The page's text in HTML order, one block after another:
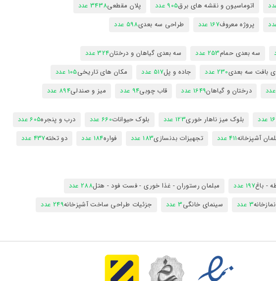
اتوماسیون و نقشه های برق905 عدد پلان مقطعی3438 عدد
پروژه معروف167 عدد طراحی سه بعدی598 عدد
سه بعدی حمام253 عدد سه بعدی گیاهان و درختان324 عدد
بافت سه بعدی230 عدد جاده و پل517 عدد مکان های تاریخی105 عدد
درختان و گیاهان1649 عدد قاب چوبی94 عدد میز و صندلی894 عدد
بلوک میز ناهار خوری123 عدد بلوک حیوانات660 عدد درب و پنجره605 عدد
آشپزخانه411 عدد تجهیزات بدنسازی183 عدد فواره184 عدد دو تخته437 عدد
- باغ197 عدد مبلمان رستوران - غذا خوری - فست فود - هتل288 عدد
نمازخانه3 عدد سینمای خانگی3 عدد جزئیات طراحی ساخت آشپزخانه249 عدد